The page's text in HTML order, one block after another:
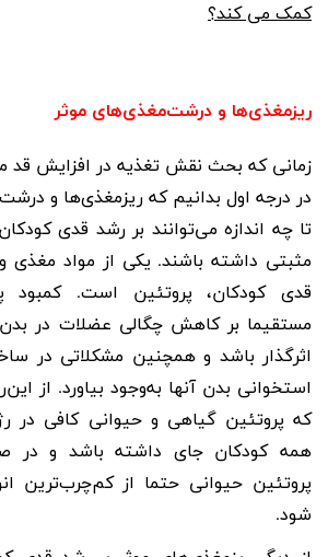
کمک می کند؟
ریزمغذی‌ها و درشت‌مغذی‌های موثر
زمانی که بحث نقش تغذیه در افزایش قد
در درجه اول بدانیم که ریزمغذی‌ها و
تا چه اندازه می‌توانند بر رشد قدی کودکان
مثبتی داشته باشند. یکی از مواد مغذی و
قدی کودکان، پروتئین است.کمبود
مستقیما بر کاهش چگالی عضلات در بدن
اثرگذار باشد و همچنین مشکلاتی در
استخوانی بدن آنها به‌وجود بیاورد. از
که پروتئین گیاهی و حیوانی کافی در
همه کودکان جای داشته باشد و در
پروتئین حیوانی حتما از کم‌چرب‌ترین
شود.